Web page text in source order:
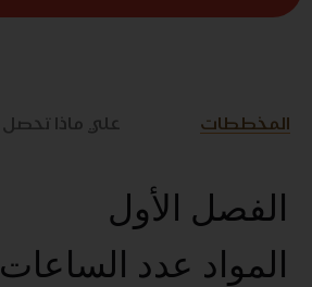
المخططات علي ماذا تحصل
الفصل الأول
المواد عدد الساعات